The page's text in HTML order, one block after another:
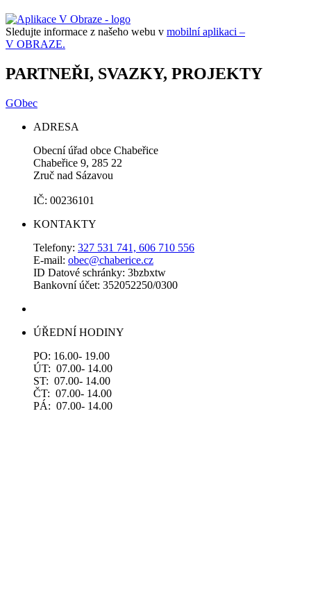
Sledujte informace z našeho webu v mobilní aplikaci –
V OBRAZE.
PARTNEŘI, SVAZKY, PROJEKTY
GObec
ADRESA
Obecní úřad obce Chabeřice
Chabeřice 9, 285 22
Zruč nad Sázavou
IČ: 00236101
KONTAKTY
Telefony: 327 531 741, 606 710 556
E-mail: obec@chaberice.cz
ID Datové schránky: 3bzbxtw
Bankovní účet: 352052250/0300
ÚŘEDNÍ HODINY
PO: 16.00- 19.00
ÚT: 07.00- 14.00
ST: 07.00- 14.00
ČT: 07.00- 14.00
PÁ: 07.00- 14.00